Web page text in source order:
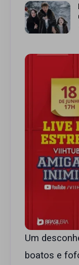
Um
boatos e